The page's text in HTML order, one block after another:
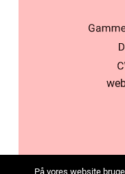
På vores website